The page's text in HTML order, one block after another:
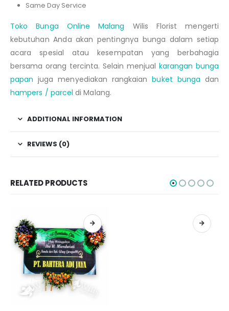
Same Day Service
Toko Bunga Online Malang Wilis Florist mengerti
kebutuhan Anda akan pentingnya bunga dalam setiap
acara spesial atau kesempatan yang berbahagia
bersama orang tercinta. Selain menjual karangan bunga
papan juga menyediakan rangkaianbuket bunga dan
hampers / parcel di Malang.
ADDITIONAL INFORMATION
REVIEWS (0)
RELATED PRODUCTS